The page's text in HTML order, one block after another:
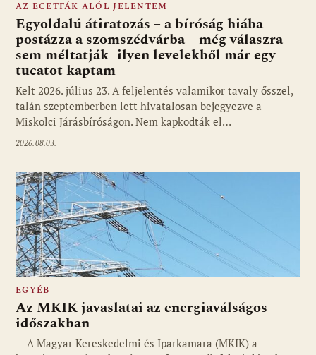
AZ ECETFÁK ALÓL JELENTEM
Egyoldalú átiratozás – a bíróság hiába
postázza a szomszédvárba – még válaszra
sem méltatják -ilyen levelekből már egy
tucatot kaptam
Kelt 2026. július 23. A feljelentés valamikor tavaly ősszel,
talán szeptemberben lett hivatalosan bejegyezve a
Miskolci Járásbíróságon. Nem kapkodták el…
2026.08.03.
EGYÉB
Az MKIK javaslatai az energiaválságos
időszakban
A Magyar Kereskedelmi és Iparkamara (MKIK) a